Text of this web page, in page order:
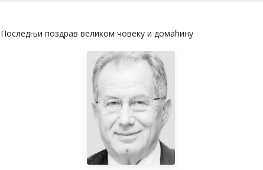
Последњи поздрав великом човеку и домаћину